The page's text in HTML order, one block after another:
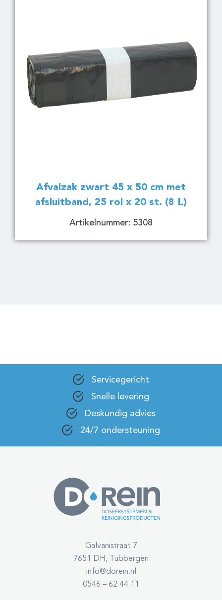
Afvalzak zwart 45 x 50 cm met
afsluitband, 25 rol x 20 st. (8 L)
Artikelnummer: 5308
Servicegericht
Snelle levering
Deskundig advies
24/7 ondersteuning
Galvanistraat 7
7651 DH, Tubbergen
info@dorein.nl
0546 – 62 44 11